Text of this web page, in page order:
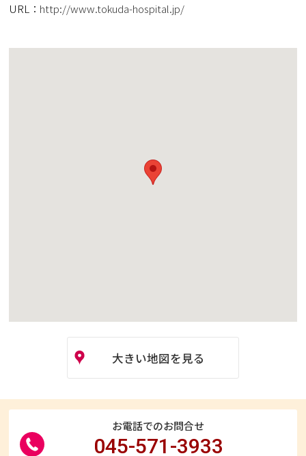
URL： http://www.tokuda-hospital.jp/
大きい地図を見る
お電話でのお問合せ
045-571-3933